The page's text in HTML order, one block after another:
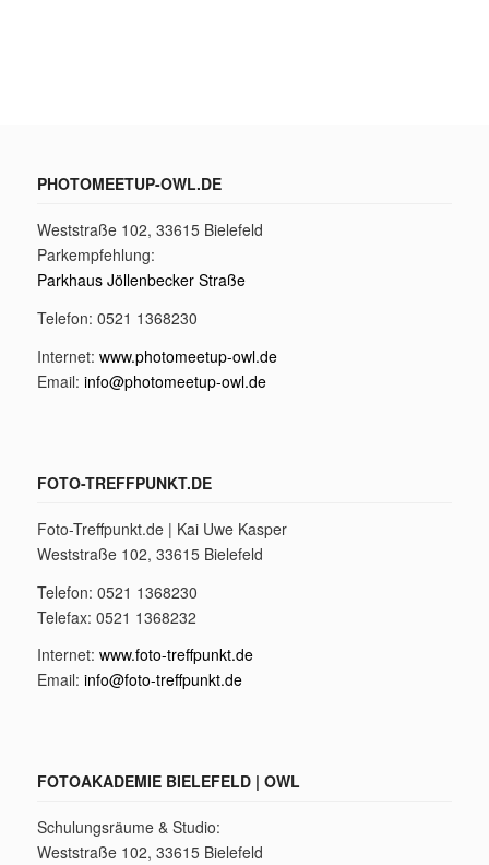
PHOTOMEETUP-OWL.DE
Weststraße 102, 33615 Bielefeld
Parkempfehlung:
Parkhaus Jöllenbecker Straße
Telefon: 0521 1368230
Internet: www.photomeetup-owl.de
Email: info@photomeetup-owl.de
FOTO-TREFFPUNKT.DE
Foto-Treffpunkt.de | Kai Uwe Kasper
Weststraße 102, 33615 Bielefeld
Telefon: 0521 1368230
Telefax: 0521 1368232
Internet: www.foto-treffpunkt.de
Email: info@foto-treffpunkt.de
FOTOAKADEMIE BIELEFELD | OWL
Schulungsräume & Studio:
Weststraße 102, 33615 Bielefeld